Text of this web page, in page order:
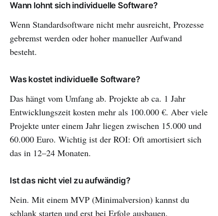
Wann lohnt sich individuelle Software?
Wenn Standardsoftware nicht mehr ausreicht, Prozesse
gebremst werden oder hoher manueller Aufwand
besteht.
Was kostet individuelle Software?
Das hängt vom Umfang ab. Projekte ab ca. 1 Jahr
Entwicklungszeit kosten mehr als 100.000 €. Aber viele
Projekte unter einem Jahr liegen zwischen 15.000 und
60.000 Euro. Wichtig ist der ROI: Oft amortisiert sich
das in 12–24 Monaten.
Ist das nicht viel zu aufwändig?
Nein. Mit einem MVP (Minimalversion) kannst du
schlank starten und erst bei Erfolg ausbauen.